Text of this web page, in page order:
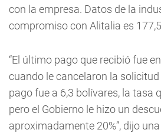
con la empresa. Datos de la
compromiso con Alitalia es
“El último pago que recibió fue
cuando le cancelaron la solicitud
pago fue a 6,3 bolívares, la tasa
pero el Gobierno le hizo un
aproximadamente 20%”, dijo